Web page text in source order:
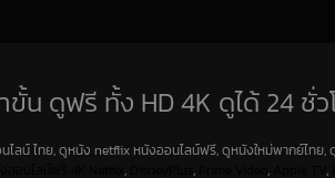
ดูฟรี ทั้ง HD 4K ดูได้ 24 ชั่ว
น์ ไทย, ดูหนัง netflix หนังออนไลน์ฟรี, ดูหนังใหม่พากย์ไทย,
, , , ,